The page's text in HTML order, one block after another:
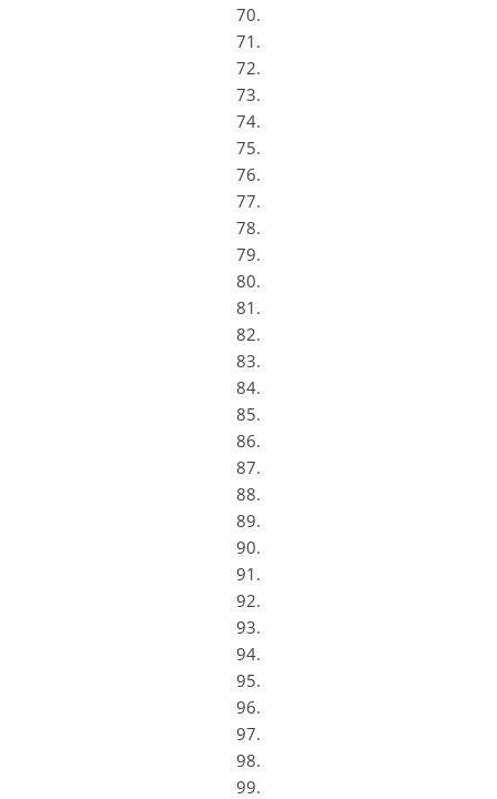
70.
71.
72.
73.
74.
75.
76.
77.
78.
79.
80.
81.
82.
83.
84.
85.
86.
87.
88.
89.
90.
91.
92.
93.
94.
95.
96.
97.
98.
99.